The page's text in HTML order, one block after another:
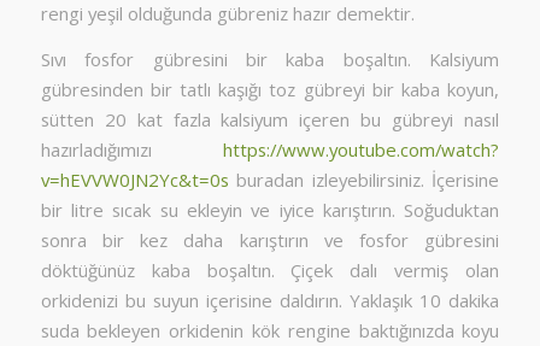
rengi yeşil olduğunda gübreniz hazır demektir.
Sıvı fosfor gübresini bir kaba boşaltın. Kalsiyum
gübresinden bir tatlı kaşığı toz gübreyi bir kaba koyun,
sütten 20 kat fazla kalsiyum içeren bu gübreyi nasıl
hazırladığımızıhttps://www.youtube.com/watch?
v=hEVVW0JN2Yc&t=0s buradan izleyebilirsiniz. İçerisine
bir litre sıcak su ekleyin ve iyice karıştırın. Soğuduktan
sonra bir kez daha karıştırın ve fosfor gübresini
döktüğünüz kaba boşaltın. Çiçek dalı vermiş olan
orkidenizi bu suyun içerisine daldırın. Yaklaşık 10 dakika
suda bekleyen orkidenin kök rengine baktığınızda koyu